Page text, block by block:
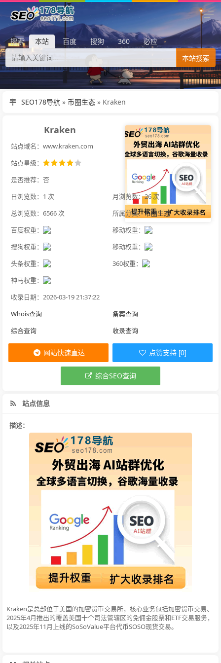
搜索 本站 百度 搜狗 360 必应
本站搜索
SEO178导航 » 币圈生态 » Kraken
Kraken
站点域名：www.kraken.com
站点星级：
是否推荐：否
日浏览数：1 次
月浏览数：26 次
总浏览数：6566 次
所属分类：币圈生态
百度权重：
移动权重：
搜狗权重：
移动权重：
头条权重：
360权重：
神马权重：
收录日期：2026-03-19 21:37:22
Whois查询
备案查询
综合查询
收录查询
网站快速直达 点赞支持 [0]
综合SEO查询
站点信息
描述：
Kraken是总部位于美国的加密货币交易所，核心业务包括加密货币交易、
2025年4月推出的覆盖美国十个司法管辖区的免佣金股票和ETF交易服务，
以及2025年11月上线的SoSoValue平台代币SOSO现货交易。